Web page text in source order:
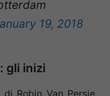
19, 2018
gli inizi